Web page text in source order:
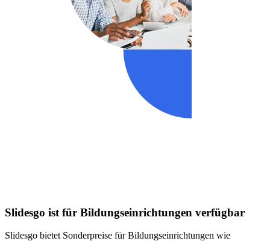
Slidesgo ist für Bildungseinrichtungen verfügbar
Slidesgo bietet Sonderpreise für Bildungseinrichtungen wie